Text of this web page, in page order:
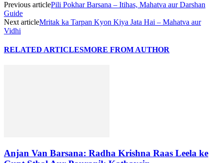
Previous articlePili Pokhar Barsana – Itihas, Mahatva aur Darshan
Guide
Next articleMritak ka Tarpan Kyon Kiya Jata Hai – Mahatva aur
Vidhi
RELATED ARTICLESMORE FROM AUTHOR
Anjan Van Barsana: Radha Krishna Raas Leela ke